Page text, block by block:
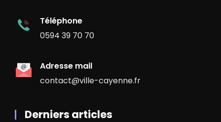
Téléphone
0594 39 70 70
Adresse mail
contact@ville-cayenne.fr
Derniers articles